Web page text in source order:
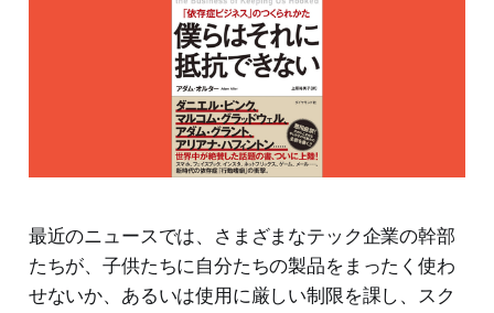
最近のニュースでは、さまざまなテック企業の幹部
たちが、子供たちに自分たちの製品をまったく使わ
せないか、あるいは使用に厳しい制限を課し、スク